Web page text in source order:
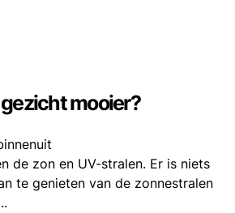
mooier?
de zon en UV-stralen. Er is niets
te genieten van de zonnestralen